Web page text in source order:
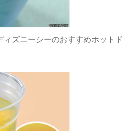
ィズニーシーのおすすめホットド